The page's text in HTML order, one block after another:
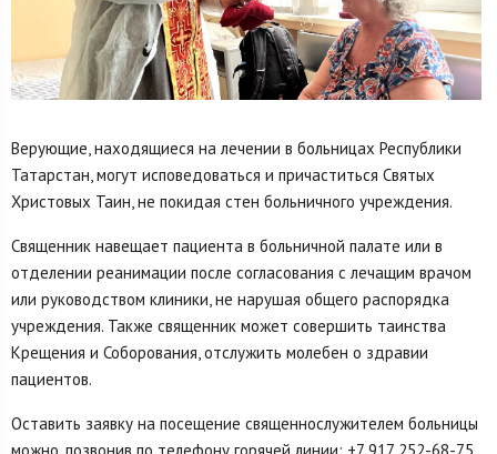
Верующие, находящиеся на лечении в больницах Республики
Татарстан, могут исповедоваться и причаститься Святых
Христовых Таин, не покидая стен больничного учреждения.
Священник навещает пациента в больничной палате или в
отделении реанимации после согласования с лечащим врачом
или руководством клиники, не нарушая общего распорядка
учреждения. Также священник может совершить таинства
Крещения и Соборования, отслужить молебен о здравии
пациентов.
Оставить заявку на посещение священнослужителем больницы